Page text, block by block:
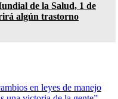
de la Salud, 1 de
algún trastorno